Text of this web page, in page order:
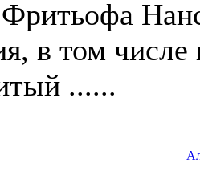
в том
......